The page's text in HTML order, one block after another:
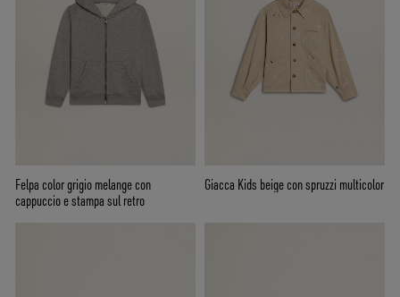
Felpa color grigio melange con
cappuccio e stampa sul retro
Giacca Kids beige con spruzzi multicolor